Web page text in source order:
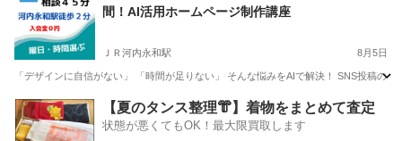
間！AI活用ホームページ制作講座
ＪＲ河内永和駅 8月5日
「デザインに自信がない」 「時間が足りない」 そんな悩みをAIで解決！ SNS投稿の
大阪 東大阪市 ＪＲ河内永和駅 ホームページ作成 リモート
【夏のタンス整理👘】着物をまとめて査定
状態が悪くてもOK！最大限買取します